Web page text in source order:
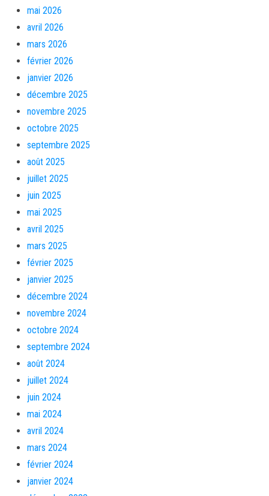
mai 2026
avril 2026
mars 2026
février 2026
janvier 2026
décembre 2025
novembre 2025
octobre 2025
septembre 2025
août 2025
juillet 2025
juin 2025
mai 2025
avril 2025
mars 2025
février 2025
janvier 2025
décembre 2024
novembre 2024
octobre 2024
septembre 2024
août 2024
juillet 2024
juin 2024
mai 2024
avril 2024
mars 2024
février 2024
janvier 2024